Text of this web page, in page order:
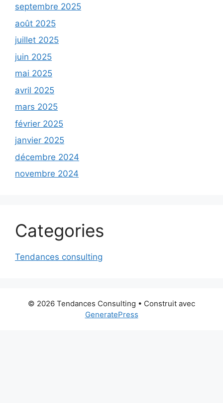
septembre 2025
août 2025
juillet 2025
juin 2025
mai 2025
avril 2025
mars 2025
février 2025
janvier 2025
décembre 2024
novembre 2024
Categories
Tendances consulting
© 2026 Tendances Consulting • Construit avec
GeneratePress